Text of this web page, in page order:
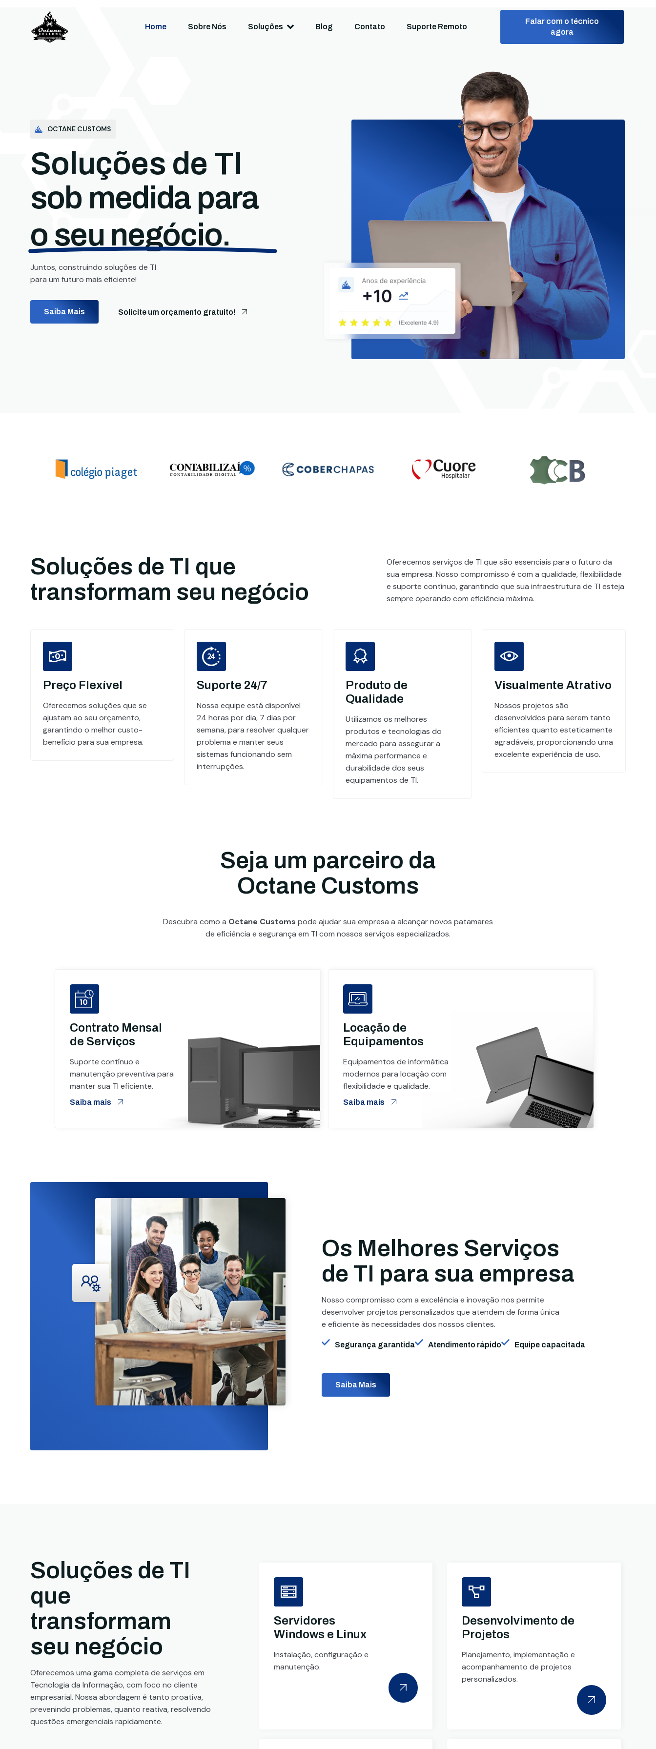
Home Sobre Nós Soluções Blog Contato Suporte Remoto
Falar com o técnico
agora
OCTANE CUSTOMS
Soluções de TI
sob medida para
o seu negócio.
Juntos, construindo soluções de TI
para um futuro mais eficiente!
Saiba Mais Solicite um orçamento gratuito!
Soluções de TI que
transformam seu negócio
Oferecemos serviços de TI que são essenciais para o futuro da
sua empresa. Nosso compromisso é com a qualidade, flexibilidade
e suporte contínuo, garantindo que sua infraestrutura de TI esteja
sempre operando com eficiência máxima.
Preço Flexível
Oferecemos soluções que se
ajustam ao seu orçamento,
garantindo o melhor custo-
benefício para sua empresa.
Suporte 24/7
Nossa equipe está disponível
24 horas por dia, 7 dias por
semana, para resolver qualquer
problema e manter seus
sistemas funcionando sem
interrupções.
Produto de
Qualidade
Utilizamos os melhores
produtos e tecnologias do
mercado para assegurar a
máxima performance e
durabilidade dos seus
equipamentos de TI.
Visualmente Atrativo
Nossos projetos são
desenvolvidos para serem tanto
eficientes quanto esteticamente
agradáveis, proporcionando uma
excelente experiência de uso.
Seja um parceiro da
Octane Customs
Descubra como a Octane Customs pode ajudar sua empresa a alcançar novos patamares
de eficiência e segurança em TI com nossos serviços especializados.
Contrato Mensal
de Serviços
Suporte contínuo e
manutenção preventiva para
manter sua TI eficiente.
Saiba mais
Locação de
Equipamentos
Equipamentos de informática
modernos para locação com
flexibilidade e qualidade.
Saiba mais
Os Melhores Serviços
de TI para sua empresa
Nosso compromisso com a excelência e inovação nos permite
desenvolver projetos personalizados que atendem de forma única
e eficiente às necessidades dos nossos clientes.
Segurança garantida Atendimento rápido Equipe capacitada
Saiba Mais
Soluções de TI
que
transformam
seu negócio
Oferecemos uma gama completa de serviços em
Tecnologia da Informação, com foco no cliente
empresarial. Nossa abordagem é tanto proativa,
prevenindo problemas, quanto reativa, resolvendo
questões emergenciais rapidamente.
Servidores
Windows e Linux
Instalação, configuração e
manutenção.
Desenvolvimento de
Projetos
Planejamento, implementação e
acompanhamento de projetos
personalizados.